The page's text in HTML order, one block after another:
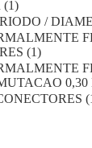
(1)
/
(1)
0,30